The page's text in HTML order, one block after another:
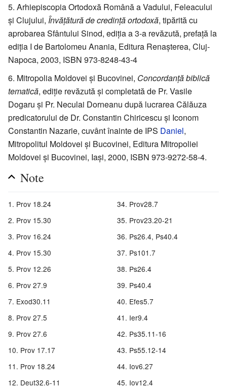
Arhiepiscopia Ortodoxă Română a Vadului, Feleacului
şi Clujului, Învăţătură de credinţă ortodoxă, tipărită cu
aprobarea Sfântului Sinod, ediţia a 3-a revăzută, prefaţă la
ediţia I de Bartolomeu Anania, Editura Renaşterea, Cluj-
Napoca, 2003, ISBN 973-8248-43-4
Mitropolia Moldovei şi Bucovinei, Concordanţă biblică
tematică, ediţie revăzută şi completată de Pr. Vasile
Dogaru şi Pr. Neculai Dorneanu după lucrarea Călăuza
predicatorului de Dr. Constantin Chiricescu şi Iconom
Constantin Nazarie, cuvânt înainte de IPS Daniel,
Mitropolitul Moldovei şi Bucovinei, Editura Mitropoliei
Moldovei şi Bucovinei, Iaşi, 2000, ISBN 973-9272-58-4.
Note
Prov 18.24
Prov 15.30
Prov 16.24
Prov 15.30
Prov 12.26
Prov 27.9
Exod30.11
Prov 27.5
Prov 27.6
Prov 17.17
Prov 18.24
Deut32.6-11
Prov28.7
Prov23.20-21
Ps26.4, Ps40.4
Ps101.7
Ps26.4
Ps40.4
Efes5.7
Ier9.4
Ps35.11-16
Ps55.12-14
Iov6.27
Iov12.4